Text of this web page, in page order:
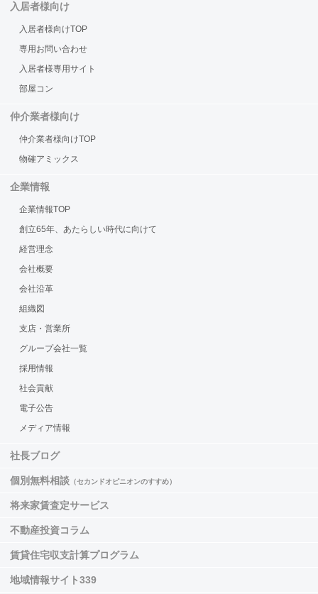
入居者様向け
入居者様向けTOP
専用お問い合わせ
入居者様専用サイト
部屋コン
仲介業者様向け
仲介業者様向けTOP
物確アミックス
企業情報
企業情報TOP
創立65年、あたらしい時代に向けて
経営理念
会社概要
会社沿革
組織図
支店・営業所
グループ会社一覧
採用情報
社会貢献
電子公告
メディア情報
社長ブログ
個別無料相談 （セカンドオピニオンのすすめ）
将来家賃査定サービス
不動産投資コラム
賃貸住宅収支計算プログラム
地域情報サイト339